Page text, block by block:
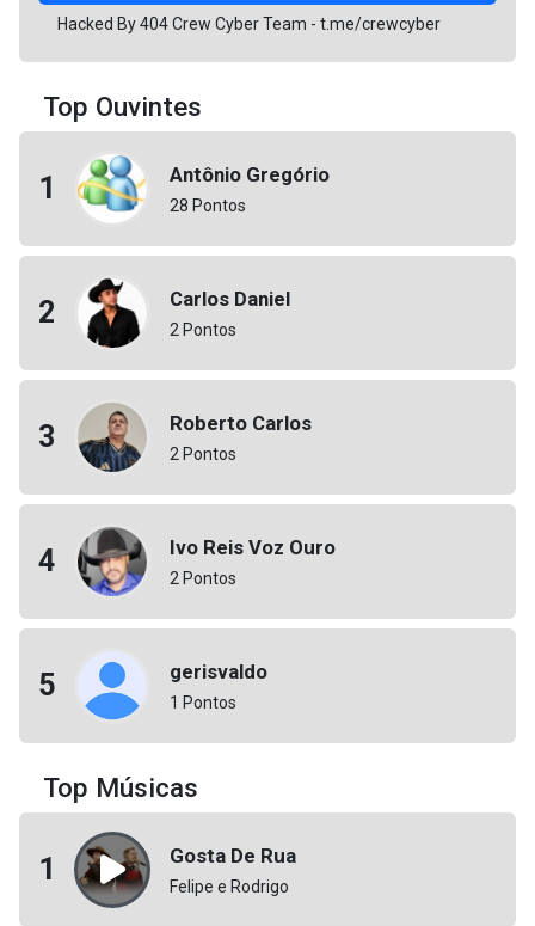
Hacked By 404 Crew Cyber Team - t.me/crewcyber
Top Ouvintes
1 Antônio Gregório
28 Pontos
2 Carlos Daniel
2 Pontos
3 Roberto Carlos
2 Pontos
4 Ivo Reis Voz Ouro
2 Pontos
5 gerisvaldo
1 Pontos
Top Músicas
1 Gosta De Rua
Felipe e Rodrigo